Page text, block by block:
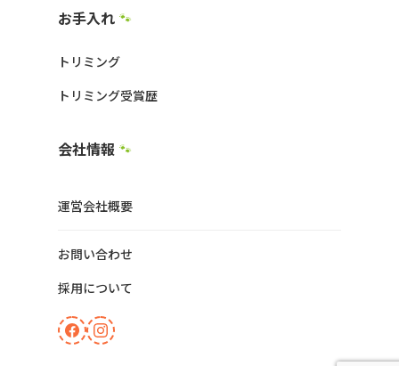
お手入れ 🐾
トリミング
トリミング受賞歴
会社情報 🐾
運営会社概要
お問い合わせ
採用について